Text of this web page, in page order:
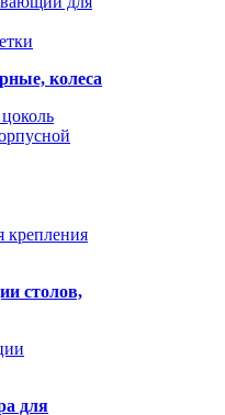
колеса
крепления
столов,
для